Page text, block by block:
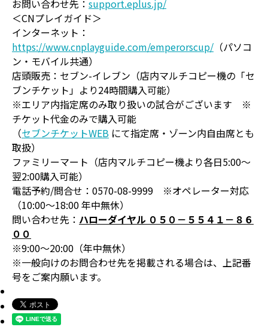
お問い合わせ先： support.eplus.jp/
＜CNプレイガイド＞
インターネット：
https://www.cnplayguide.com/emperorscup/ （パソコ
ン・モバイル共通）
店頭販売：セブン-イレブン（店内マルチコピー機の「セ
ブンチケット」より24時間購入可能）
※エリア内指定席のみ取り扱いの試合がございます ※
チケット代金のみで購入可能
（セブンチケットWEB にて指定席・ゾーン内自由席とも
取扱）
ファミリーマート（店内マルチコピー機より各日5:00～
翌2:00購入可能）
電話予約/問合せ：0570-08-9999 ※オペレーター対応
（10:00～18:00 年中無休）
問い合わせ先： ハローダイヤル ０５０－５５４１－８６
００
※9:00～20:00（年中無休）
※一般向けのお問合わせ先を掲載される場合は、上記番
号をご案内願います。